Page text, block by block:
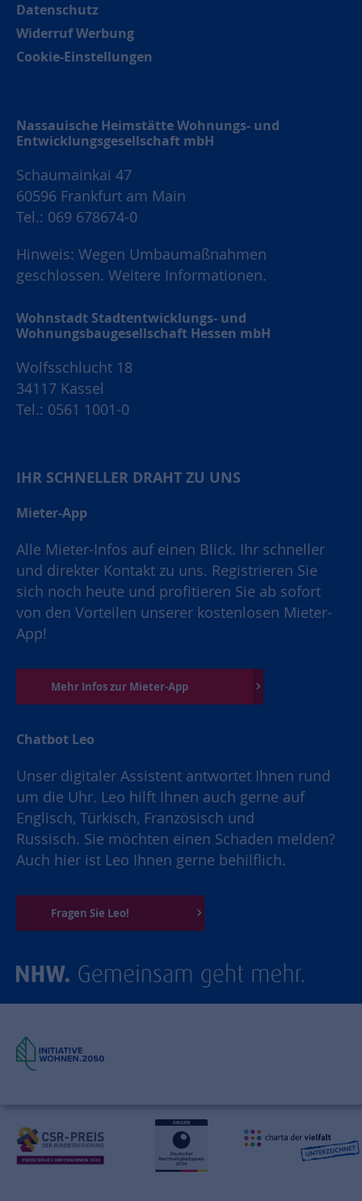
Datenschutz
Widerruf Werbung
Cookie-Einstellungen
Nassauische Heimstätte Wohnungs- und
Entwicklungsgesellschaft mbH
Schaumainkai 47
60596 Frankfurt am Main
Tel.: 069 678674-0
Hinweis: Wegen Umbaumaßnahmen
geschlossen. Weitere Informationen.
Wohnstadt Stadtentwicklungs- und
Wohnungsbaugesellschaft Hessen mbH
Wolfsschlucht 18
34117 Kassel
Tel.: 0561 1001-0
IHR SCHNELLER DRAHT ZU UNS
Mieter-App
Alle Mieter-Infos auf einen Blick. Ihr schneller
und direkter Kontakt zu uns. Registrieren Sie
sich noch heute und profitieren Sie ab sofort
von den Vorteilen unserer kostenlosen Mieter-
App!
Mehr Infos zur Mieter-App
Chatbot Leo
Unser digitaler Assistent antwortet Ihnen rund
um die Uhr. Leo hilft Ihnen auch gerne auf
Englisch, Türkisch, Französisch und
Russisch. Sie möchten einen Schaden melden?
Auch hier ist Leo Ihnen gerne behilflich.
Fragen Sie Leo!